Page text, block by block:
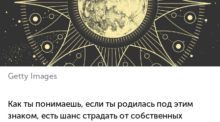
Getty Images
Как ты понимаешь, если ты родилась под этим
знаком, есть шанс страдать от собственных